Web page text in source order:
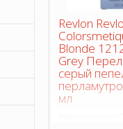
Revlon
Blonde
Grey
серый
мл